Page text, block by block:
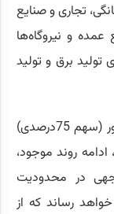
تجاری و صنایع
عمده و نیروگاه‌ها
برق و تولید
با توجه به سهم بالای گاز در تأمین انرژی کشور (سهم 75درصدی)
روند موجود،
در محدودیت
رساند که از